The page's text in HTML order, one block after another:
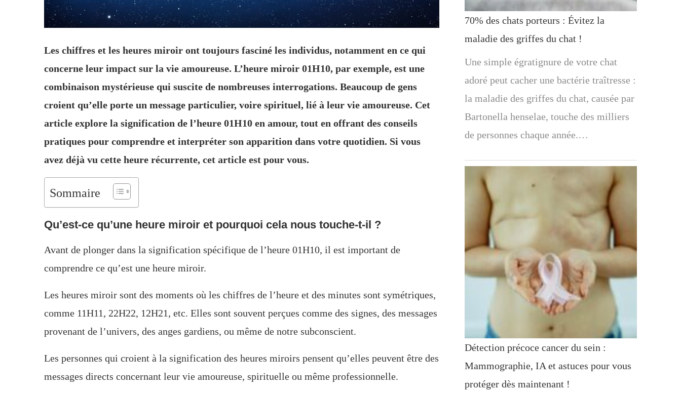
Les chiffres et les heures miroir ont toujours fasciné les individus, notamment en ce qui
concerne leur impact sur la vie amoureuse. L’heure miroir 01H10, par exemple, est une
combinaison mystérieuse qui suscite de nombreuses interrogations. Beaucoup de gens
croient qu’elle porte un message particulier, voire spirituel, lié à leur vie amoureuse. Cet
article explore la signification de l’heure 01H10 en amour, tout en offrant des conseils
pratiques pour comprendre et interpréter son apparition dans votre quotidien. Si vous
avez déjà vu cette heure récurrente, cet article est pour vous.
Sommaire
Qu’est-ce qu’une heure miroir et pourquoi cela nous touche-t-il ?
Avant de plonger dans la signification spécifique de l’heure 01H10, il est important de
comprendre ce qu’est une heure miroir.
Les heures miroir sont des moments où les chiffres de l’heure et des minutes sont symétriques,
comme 11H11, 22H22, 12H21, etc. Elles sont souvent perçues comme des signes, des messages
provenant de l’univers, des anges gardiens, ou même de notre subconscient.
Les personnes qui croient à la signification des heures miroirs pensent qu’elles peuvent être des
messages directs concernant leur vie amoureuse, spirituelle ou même professionnelle.
70% des chats porteurs : Évitez la
maladie des griffes du chat !
Une simple égratignure de votre chat
adoré peut cacher une bactérie traîtresse :
la maladie des griffes du chat, causée par
Bartonella henselae, touche des milliers
de personnes chaque année.…
Détection précoce cancer du sein :
Mammographie, IA et astuces pour vous
protéger dès maintenant !